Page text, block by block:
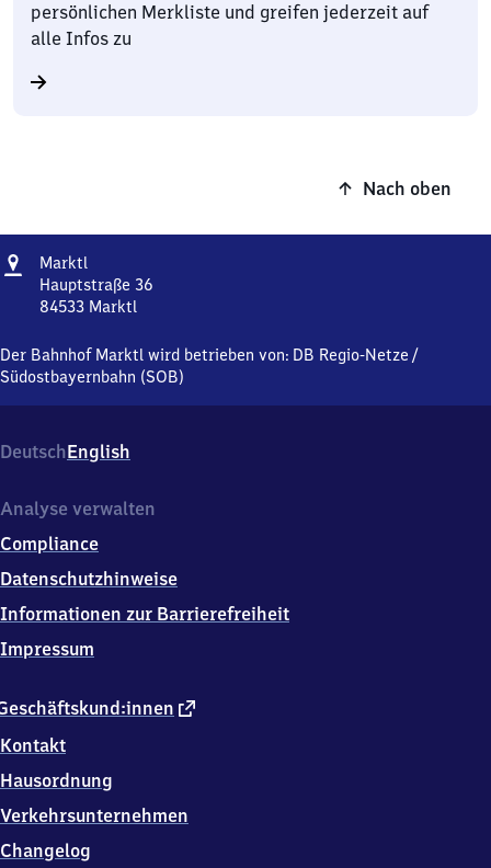
persönlichen Merkliste und greifen jederzeit auf
alle Infos zu
Nach oben
Adresse
Marktl
Hauptstraße 36
84533 Marktl
Hauptstraße
36,
3
Marktl
Der Bahnhof Marktl wird betrieben von: DB Regio-Netze /
Südostbayernbahn (SOB)
DeutschEnglish
externer
Kontakt
Hausordnung
Verkehrsunternehmen
Changelog
Analyse verwalten
Compliance
Datenschutzhinweise
Informationen zur Barrierefreiheit
Impressum